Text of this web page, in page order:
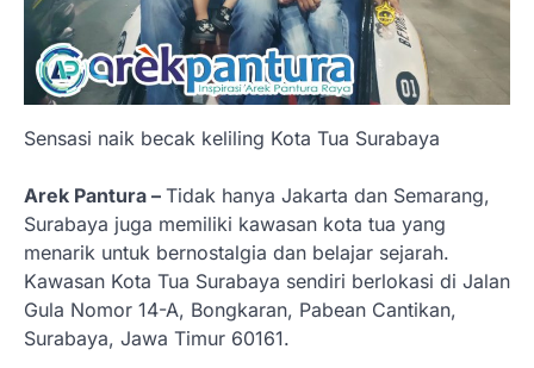
Sensasi naik becak keliling Kota Tua Surabaya
Arek Pantura – Tidak hanya Jakarta dan Semarang,
Surabaya juga memiliki kawasan kota tua yang
menarik untuk bernostalgia dan belajar sejarah.
Kawasan Kota Tua Surabaya sendiri berlokasi di Jalan
Gula Nomor 14-A, Bongkaran, Pabean Cantikan,
Surabaya, Jawa Timur 60161.